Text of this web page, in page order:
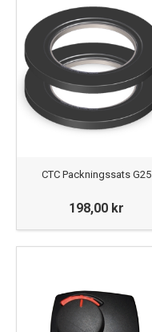
CTC Packningssats G25
198,00 kr